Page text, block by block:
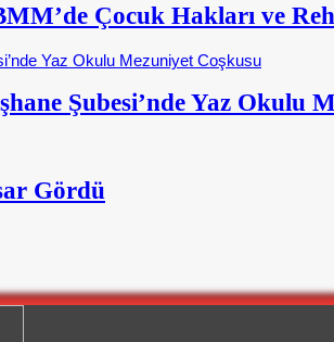
Çocuk Hakları ve
Şubesi’nde Yaz Okulu
Gördü